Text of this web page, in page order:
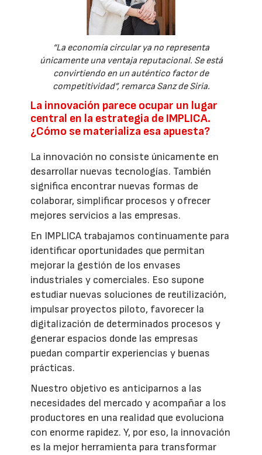
“La economía circular ya no representa
únicamente una ventaja reputacional. Se está
convirtiendo en un auténtico factor de
competitividad”, remarca Sanz de Siria.
La innovación parece ocupar un lugar
central en la estrategia de IMPLICA.
¿Cómo se materializa esa apuesta?
La innovación no consiste únicamente en
desarrollar nuevas tecnologías. También
significa encontrar nuevas formas de
colaborar, simplificar procesos y ofrecer
mejores servicios a las empresas.
En IMPLICA trabajamos continuamente para
identificar oportunidades que permitan
mejorar la gestión de los envases
industriales y comerciales. Eso supone
estudiar nuevas soluciones de reutilización,
impulsar proyectos piloto, favorecer la
digitalización de determinados procesos y
generar espacios donde las empresas
puedan compartir experiencias y buenas
prácticas.
Nuestro objetivo es anticiparnos a las
necesidades del mercado y acompañar a los
productores en una realidad que evoluciona
con enorme rapidez. Y, por eso, la innovación
es la mejor herramienta para transformar